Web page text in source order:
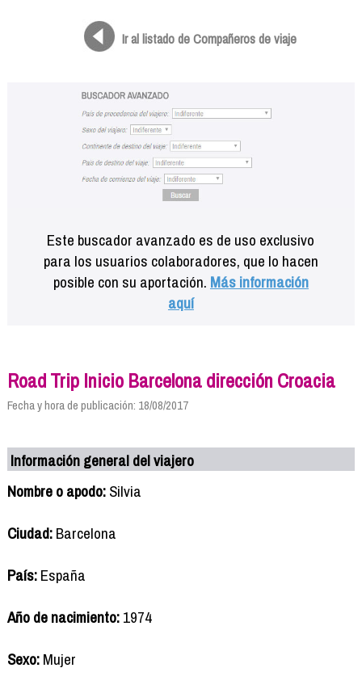
Ir al listado de Compañeros de viaje
Este buscador avanzado es de uso exclusivo
para los usuarios colaboradores, que lo hacen
posible con su aportación. Más información
aquí
Road Trip Inicio Barcelona dirección Croacia
Fecha y hora de publicación: 18/08/2017
Información general del viajero
Nombre o apodo:Silvia
Ciudad:Barcelona
País:España
Año de nacimiento:1974
Sexo:Mujer